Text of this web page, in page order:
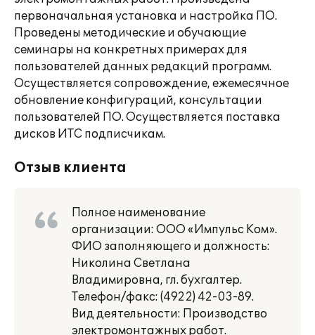
первоначальная установка и настройка ПО.
Проведены методические и обучающие
семинары на конкретных примерах для
пользователей данных редакций программ.
Осуществляется сопровождение, ежемесячное
обновление конфигураций, консультации
пользователей ПО. Осуществляется поставка
дисков ИТС подписчикам.
Отзыв клиента
Полное наименование
организации: ООО «Импульс Ком».
ФИО заполняющего и должность:
Николина Светлана
Владимировна, гл. бухгалтер.
Телефон/факс: (4922) 42-03-89.
Вид деятельности: Производство
электромонтажных работ.